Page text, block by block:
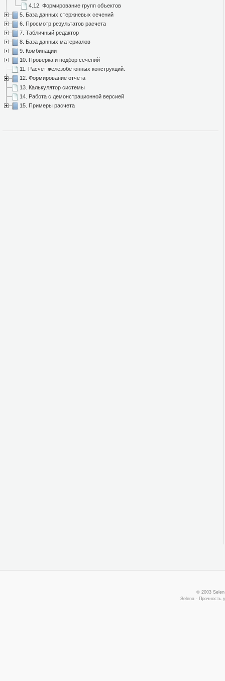
4.12. Формирование групп объектов
5. База данных стержневых сечений
6. Просмотр результатов расчета
7. Табличный редактор
8. База данных материалов
9. Комбинации
10. Проверка и подбор сечений
11. Расчет железобетонных конструкций.
12. Формирование отчета
13. Калькулятор системы
14. Работа с демонстрационной версией
15. Примеры расчета
© 2003
Selena - Прочность